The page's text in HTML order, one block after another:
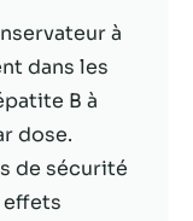
à
dans les
B à
dose.
de sécurité
visite.
refusez
Web.